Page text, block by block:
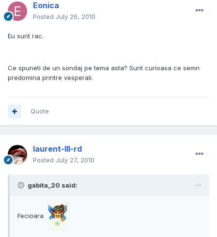
Eonica
Posted July 26, 2010
Eu sunt rac.
Ce spuneti de un sondaj pe tema asta? Sunt curioasa ce semn
predomina printre vesperali.
Quote
laurent-III-rd
Posted July 27, 2010
gabita_20 said:
Fecioara